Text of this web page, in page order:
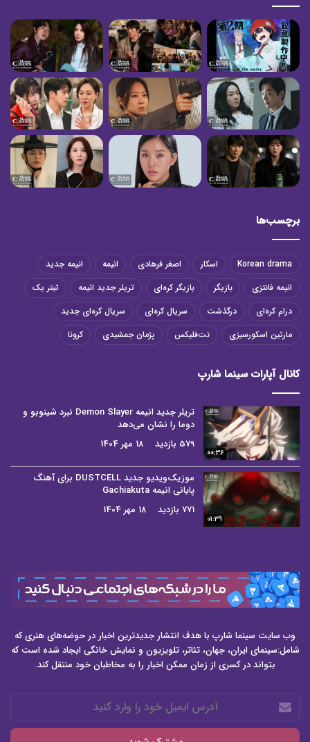
برچسب‌ها
Korean drama اسکار اصغر فرهادی انیمه
انیمه جدید
انیمه فانتزی
بازیگر بازیگر کره‌ای تریلر جدید انیمه
تیتر یک
درام کره‌ای
درگذشت سریال کره‌ای
سریال کره‌ای جدید
مارتین اسکورسیزی
نت‌فلیکس پژمان جمشیدی کرونا
کانال آپارات سینما شارپ
00:36
تریلر جدید انیمه Demon Slayer نبرد شینوبو و
دوما را نشان می‌دهد
579 بازدید
18 مهر 1404
01:39
موزیک‌ویدیو جدید DUSTCELL برای آهنگ
پایانی انیمه Gachiakuta
771 بازدید
18 مهر 1404
وب سایت سینما شارپ با هدف انتشار جدیدترین اخبار در حوضه‌های هنری که
شامل:سینمای ایران، جهان، تئاتر، تلویزیون و نمایش خانگی ایجاد شده است که
بتواند در کسری از زمان ممکن اخبار را به مخاطبان خود منتقل کند.
آدرس
ایمیل
خود